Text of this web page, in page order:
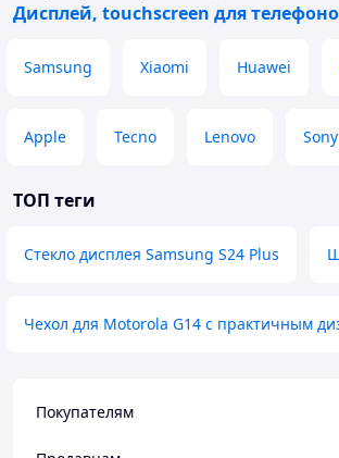
Дисплей, touchscreen для
Samsung Xiaomi Huawei
Apple Tecno Lenovo Sony
ТОП теги
Стекло дисплея Samsung S24 Plus
Чехол для Motorola G14 с практичным
Покупателям